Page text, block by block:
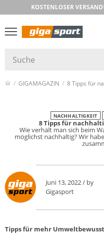
KOSTENLOSER
GIGAMAGAZIN 8 Tipps für
NACHHALTIGKEIT
8 Tipps für
Wie verhält man sich beim
möglichst nachhaltig? Wir
Juni 13, 2022 / by
Gigasport
Tipps für mehr